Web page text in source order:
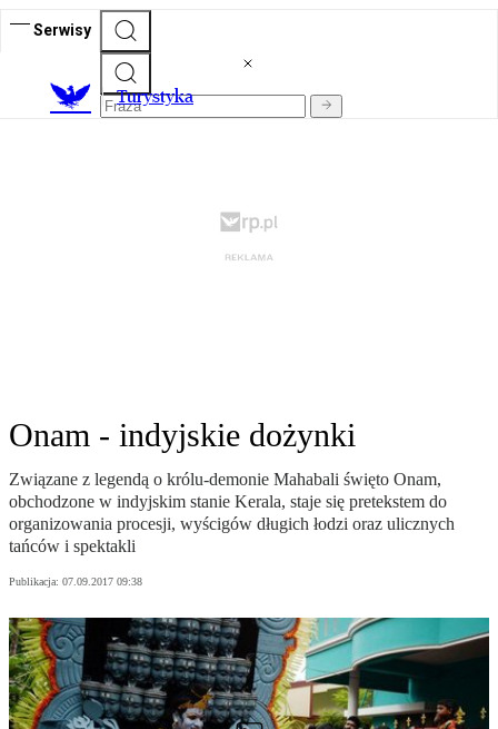
Serwisy
Turystyka
Onam - indyjskie dożynki
Związane z legendą o królu-demonie Mahabali święto Onam,
obchodzone w indyjskim stanie Kerala, staje się pretekstem do
organizowania procesji, wyścigów długich łodzi oraz ulicznych
tańców i spektakli
Publikacja: 07.09.2017 09:38